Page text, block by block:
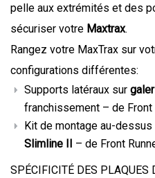
pelle aux extrémités et des
sécuriser votre Maxtrax.
Rangez votre MaxTrax sur
configurations différentes:
Supports latéraux sur
franchissement – de Front
Kit de montage au-
Slimline II – de Front
SPÉCIFICITÉ DES PLAQUES